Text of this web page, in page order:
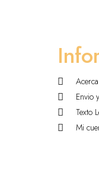
Envio
Texto
Mi